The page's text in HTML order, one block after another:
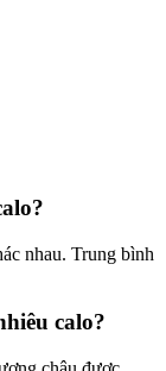
nhau. Trung bình
calo?